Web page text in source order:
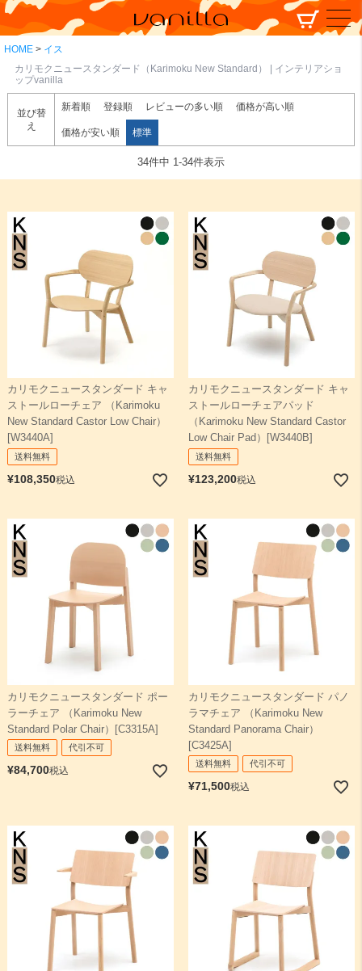
HOME
イス
カリモクニュースタンダード（Karimoku New Standard） | インテリアショ
ップvanilla
検索
並び替
え
新着順 登録順 レビューの多い順 価格が高い順
価格が安い順 標準
34件中 1-34件表示
カリモクニュースタンダード キャ
ストールローチェア （Karimoku
New Standard Castor Low Chair）
[W3440A]
送料無料
¥108,350税込
カリモクニュースタンダード キャ
ストールローチェアパッド
（Karimoku New Standard Castor
Low Chair Pad）[W3440B]
送料無料
¥123,200税込
カリモクニュースタンダード ポー
ラーチェア （Karimoku New
Standard Polar Chair）[C3315A]
送料無料 代引不可
¥84,700税込
カリモクニュースタンダード パノ
ラマチェア （Karimoku New
Standard Panorama Chair）
[C3425A]
送料無料 代引不可
¥71,500税込